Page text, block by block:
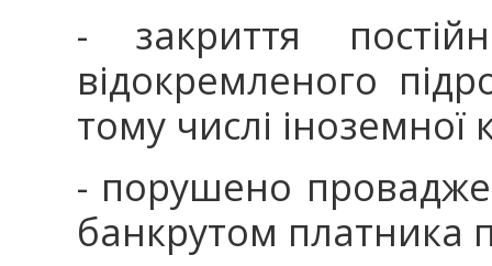
- закриття
відокремленого
тому числі іноземної
- порушено
банкрутом платника